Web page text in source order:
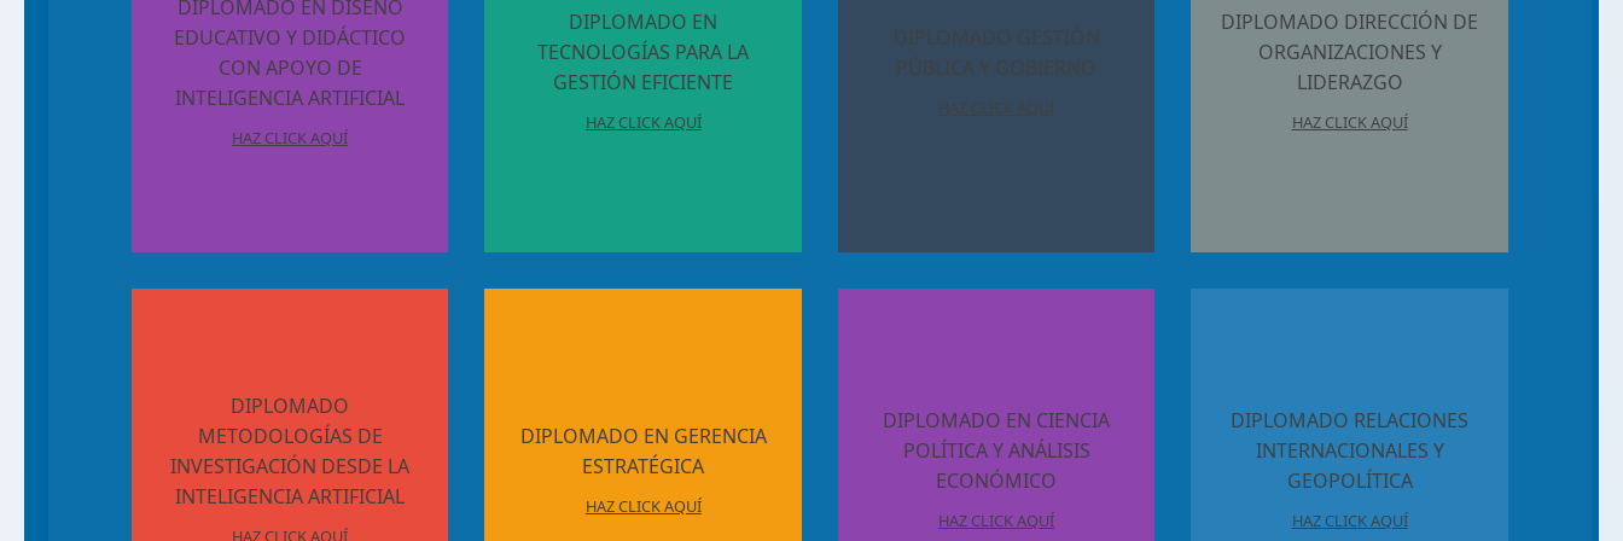
DIPLOMADO EN DISEÑO
EDUCATIVO Y DIDÁCTICO
CON APOYO DE
INTELIGENCIA ARTIFICIAL
HAZ CLICK AQUÍ
DIPLOMADO EN
TECNOLOGÍAS PARA LA
GESTIÓN EFICIENTE
HAZ CLICK AQUÍ
DIPLOMADO GESTIÓN
PÚBLICA Y GOBIERNO
HAZ CLICK AQUÍ
DIPLOMADO DIRECCIÓN DE
ORGANIZACIONES Y
LIDERAZGO
HAZ CLICK AQUÍ
DIPLOMADO
METODOLOGÍAS DE
INVESTIGACIÓN DESDE LA
INTELIGENCIA ARTIFICIAL
HAZ CLICK AQUÍ
DIPLOMADO EN GERENCIA
ESTRATÉGICA
HAZ CLICK AQUÍ
DIPLOMADO EN CIENCIA
POLÍTICA Y ANÁLISIS
ECONÓMICO
HAZ CLICK AQUÍ
DIPLOMADO RELACIONES
INTERNACIONALES Y
GEOPOLÍTICA
HAZ CLICK AQUÍ